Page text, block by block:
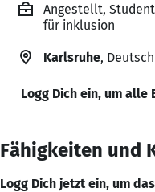
Angestellt,
für inklusion
Karlsruhe,
Logg Dich ein, um alle
Fähigkeiten und
Logg Dich jetzt ein, um